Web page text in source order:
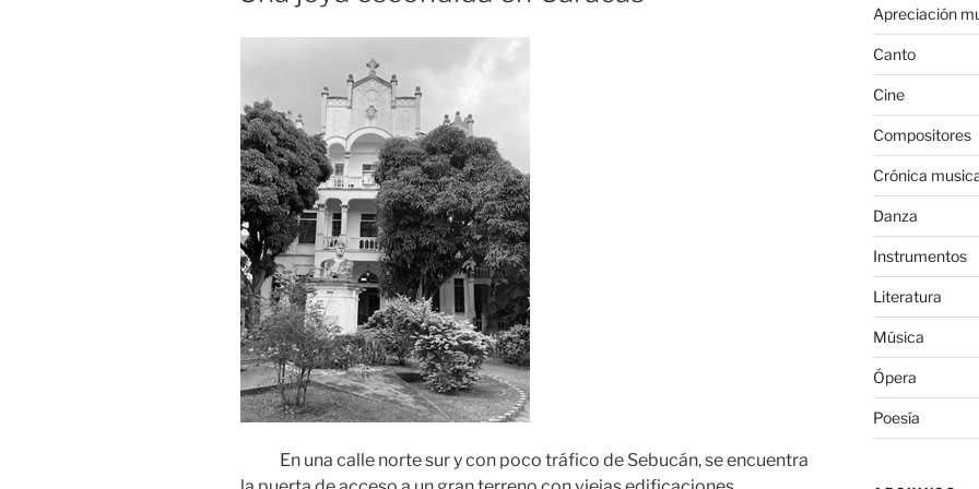
En una calle norte sur y con poco tráfico de Sebucán, se encuentra
Apreciación
Canto
Cine
Compositores
Crónica
Danza
Instrumentos
Literatura
Música
Ópera
Poesía